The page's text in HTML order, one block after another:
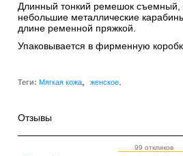
Длинный тонкий ремешок съемный,
небольшие металлические
длине ременной пряжкой.
Упаковывается в фирменную
Теги: Мягкая кожа женское.
Отзывы
99 откликов